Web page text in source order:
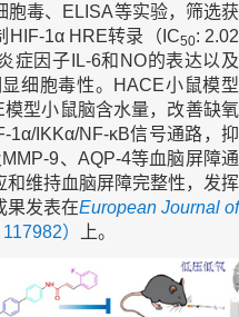
胞毒、ELISA等实验，筛选获
HIF-1α HRE转录（IC50: 2.02
症因子IL-6和NO的表达以及
细胞毒性。HACE小鼠模型
型小鼠脑含水量，改善缺氧
1α/IKKα/NF-κB信号通路，抑
9、AQP-4等血脑屏障通
维持血脑屏障完整性，发挥
果发表在European Journal of
） 上。